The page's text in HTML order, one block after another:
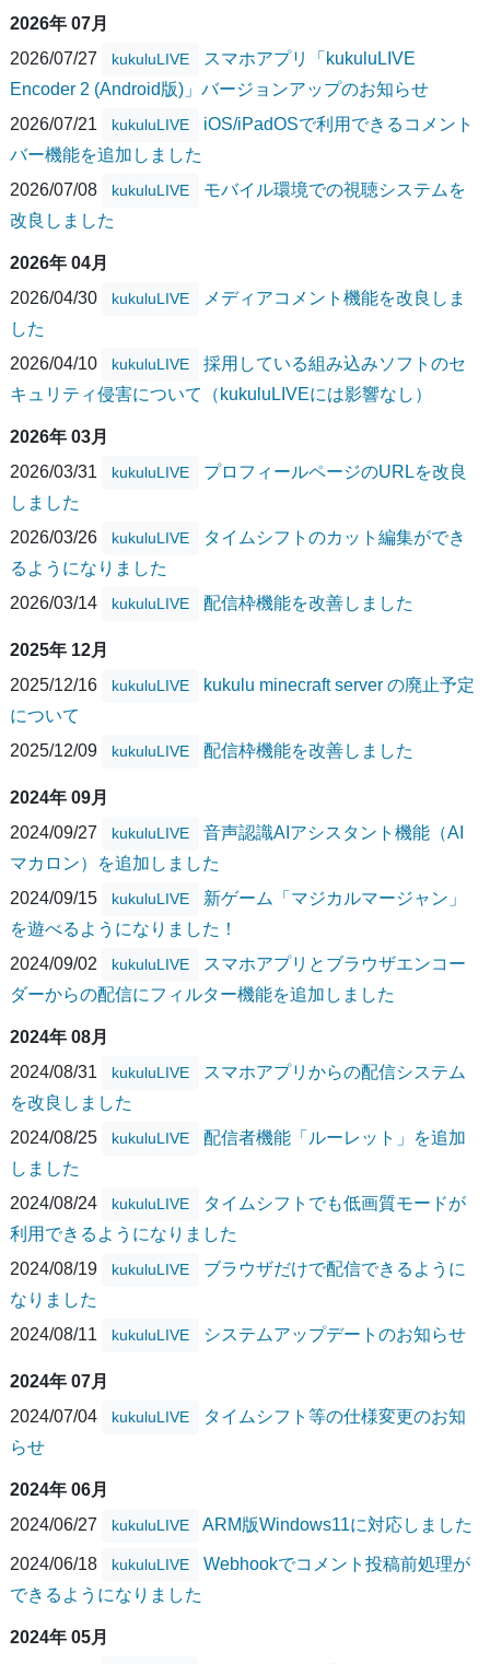
2026年 07月
2026/07/27
kukuluLIVE
スマホアプリ「kukuluLIVE
Encoder 2 (Android版)」バージョンアップのお知らせ
2026/07/21
kukuluLIVE
iOS/iPadOSで利用できるコメント
バー機能を追加しました
2026/07/08
kukuluLIVE
モバイル環境での視聴システムを
改良しました
2026年 04月
2026/04/30
kukuluLIVE
メディアコメント機能を改良しま
した
2026/04/10
kukuluLIVE
採用している組み込みソフトのセ
キュリティ侵害について（kukuluLIVEには影響なし）
2026年 03月
2026/03/31
kukuluLIVE
プロフィールページのURLを改良
しました
2026/03/26
kukuluLIVE
タイムシフトのカット編集ができ
るようになりました
2026/03/14
kukuluLIVE 配信枠機能を改善しました
2025年 12月
2025/12/16
kukuluLIVE
kukulu minecraft server の廃止予定
について
2025/12/09
kukuluLIVE 配信枠機能を改善しました
2024年 09月
2024/09/27
kukuluLIVE
音声認識AIアシスタント機能（AI
マカロン）を追加しました
2024/09/15
kukuluLIVE
新ゲーム「マジカルマージャン」
を遊べるようになりました！
2024/09/02
kukuluLIVE
スマホアプリとブラウザエンコー
ダーからの配信にフィルター機能を追加しました
2024年 08月
2024/08/31
kukuluLIVE
スマホアプリからの配信システム
を改良しました
2024/08/25
kukuluLIVE
配信者機能「ルーレット」を追加
しました
2024/08/24
kukuluLIVE
タイムシフトでも低画質モードが
利用できるようになりました
2024/08/19
kukuluLIVE
ブラウザだけで配信できるように
なりました
2024/08/11
kukuluLIVE システムアップデートのお知らせ
2024年 07月
2024/07/04
kukuluLIVE
タイムシフト等の仕様変更のお知
らせ
2024年 06月
2024/06/27
kukuluLIVE ARM版Windows11に対応しました
2024/06/18 kukuluLIVE
Webhookでコメント投稿前処理が
できるようになりました
2024年 05月